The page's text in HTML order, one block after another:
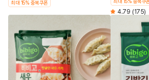
최대 15% 중복쿠폰
4.79 (175)